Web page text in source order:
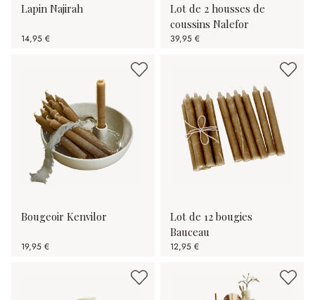
Lapin Najirah
14,95 €
Lot de 2 housses de
coussins Nalefor
39,95 €
Bougeoir Kenvilor
19,95 €
Lot de 12 bougies
Bauceau
12,95 €